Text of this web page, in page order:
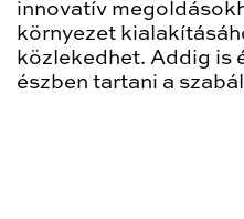
innovatív
környezet
közlekedhet. Addig is
észben tartani a